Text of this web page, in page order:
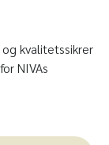
kvalitetssikrer
NIVAs